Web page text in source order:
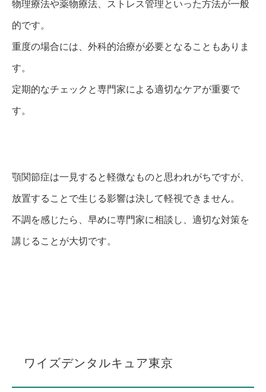
物理療法や薬物療法、ストレス管理といった方法が一般
的です。
重度の場合には、外科的治療が必要となることもありま
す。
定期的なチェックと専門家による適切なケアが重要で
す。
顎関節症は一見すると軽微なものと思われがちですが、
放置することで生じる影響は決して軽視できません。
不調を感じたら、早めに専門家に相談し、適切な対策を
講じることが大切です。
ワイズデンタルキュア東京